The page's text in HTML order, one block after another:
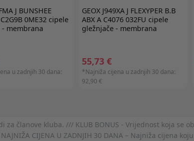
J BUNSHEE
0ME32 cipele
- membrana
u zadnjih 30 dana:
GEOXJ949XA J FLEXYPER B.B
ABX A C4076 032FU cipele
gležnjače - membrana
55,73 €
*Najniža cijena u zadnjih 30 dana:
92,90 €
za članove kluba. /// KLUB BONUS - Vrijednost koja
CIJENA U ZADNJIH 30 DANA – Najniža cijena